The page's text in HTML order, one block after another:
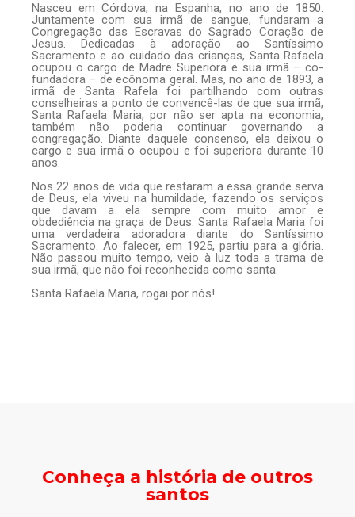
Nasceu em Córdova, na Espanha, no ano de 1850.
Juntamente com sua irmã de sangue, fundaram a
Congregação das Escravas do Sagrado Coração de
Jesus. Dedicadas à adoração ao Santíssimo
Sacramento e ao cuidado das crianças, Santa Rafaela
ocupou o cargo de Madre Superiora e sua irmã – co-
fundadora – de ecônoma geral. Mas, no ano de 1893, a
irmã de Santa Rafela foi partilhando com outras
conselheiras a ponto de convencê-las de que sua irmã,
Santa Rafaela Maria, por não ser apta na economia,
também não poderia continuar governando a
congregação. Diante daquele consenso, ela deixou o
cargo e sua irmã o ocupou e foi superiora durante 10
anos.
Nos 22 anos de vida que restaram a essa grande serva
de Deus, ela viveu na humildade, fazendo os serviços
que davam a ela sempre com muito amor e
obdediência na graça de Deus. Santa Rafaela Maria foi
uma verdadeira adoradora diante do Santíssimo
Sacramento. Ao falecer, em 1925, partiu para a glória.
Não passou muito tempo, veio à luz toda a trama de
sua irmã, que não foi reconhecida como santa.
Santa Rafaela Maria, rogai por nós!
Conheça a história de outros
santos